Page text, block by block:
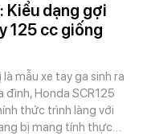
Kiểu dạng gợi
125 cc giống
mẫu xe tay ga sinh ra
đình, Honda SCR125
thức trình làng với
bị mang tính thực…